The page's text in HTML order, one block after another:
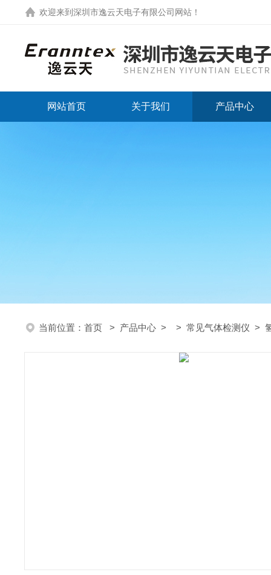
欢迎来到 深圳市逸云天电子有限公司网站 ！
网站首页 关于我们 产品中心
当前位置： 首页 > 产品中心 > > 常见气体检测仪 >